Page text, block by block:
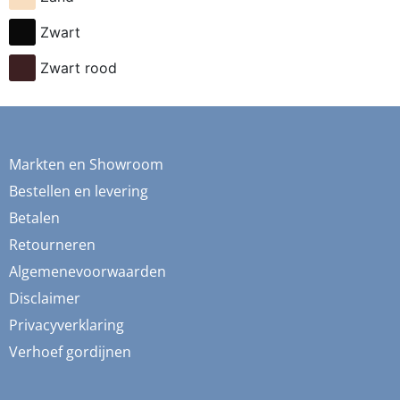
fietsen
flessen
fresia
ganzen
gemberkoekjes
geometrisch
ginko
gnome
grafisch
Zwart
Zwart rood
Markten en Showroom
Bestellen en levering
Betalen
Retourneren
Algemenevoorwaarden
Disclaimer
Privacyverklaring
Verhoef gordijnen